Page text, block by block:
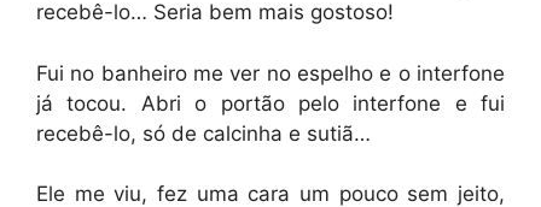
recebê-lo… Seria bem mais gostoso!
Fui no banheiro me ver no espelho e o interfone
já tocou. Abri o portão pelo interfone e fui
recebê-lo, só de calcinha e sutiã…
Ele me viu, fez uma cara um pouco sem jeito,